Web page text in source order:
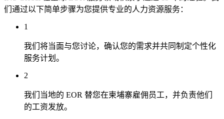
们通过以下简单步骤为您提供专业的人力资源服务：
1
我们将当面与您讨论，确认您的需求并共同制定个性化
服务计划。
2
我们当地的 EOR 替您在柬埔寨雇佣员工，并负责他们
的工资发放。